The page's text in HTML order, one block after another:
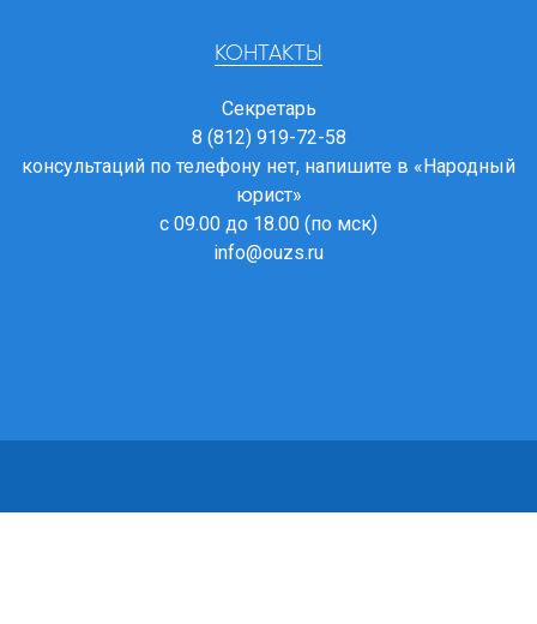
КОНТАКТЫ
Секретарь
8 (812) 919-72-58
консультаций по телефону нет, напишите в «Народный
юрист»
с 09.00 до 18.00 (по мск)
info@ouzs.ru